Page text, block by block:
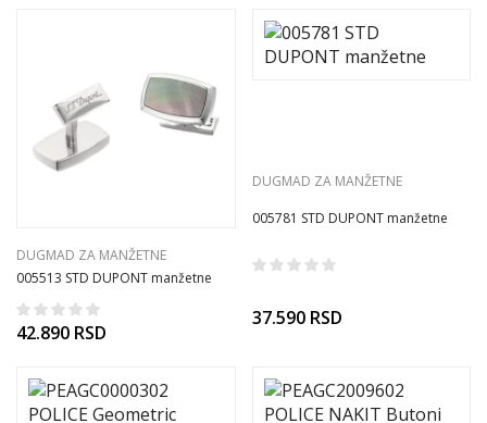
DUGMAD ZA MANŽETNE
005513 STD DUPONT manžetne
42.890 RSD
DUGMAD ZA MANŽETNE
005781 STD DUPONT manžetne
37.590 RSD